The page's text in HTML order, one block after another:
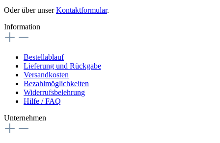
Oder über unserKontaktformular.
Information
Bestellablauf
Lieferung und Rückgabe
Versandkosten
Bezahlmöglichkeiten
Widerrufsbelehrung
Hilfe / FAQ
Unternehmen